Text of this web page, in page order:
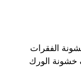
الفقرات
خشونة الورك